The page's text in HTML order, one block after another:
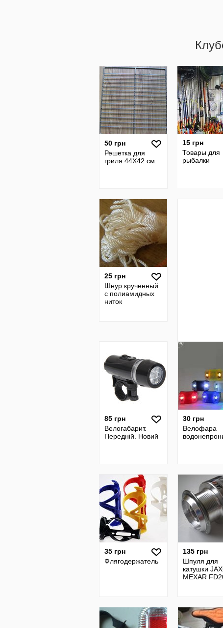
50 грн
Решетка для
гриля 44Х42 см.
15 грн
Товары для
рыбалки
25 грн
Шнур крученный
с полиамидных
ниток
85 грн
Велогабарит.
Передній. Новий
30 грн
Велофара
35 грн
Флягодержатель
135 грн
Шпуля для
катушки
MEXAR